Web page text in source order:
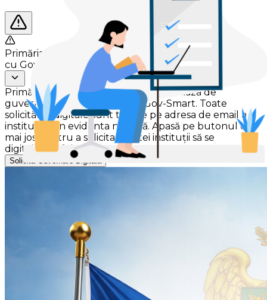
Primăria Comunei Tanacu nu are o colaborare oficiala
cu Gov-Smart.
Primăria Comunei Tanacu nu beneficiază de
guvernare digitală oferită de Gov-Smart. Toate
solicitările digitale sunt trimise pe adresa de email a
instituției din evidenta noastră. Apasă pe butonul de
mai jos pentru a solicita acestei instituții să se
digitalizeze folosind Gov-Smart.
Solicită Guvernare Digitală